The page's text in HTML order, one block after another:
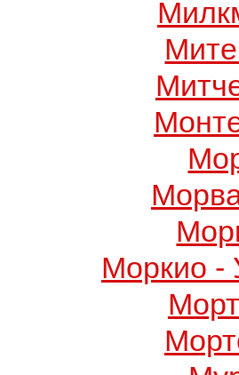
Моркио -